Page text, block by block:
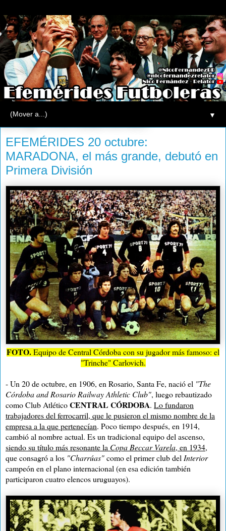
▼
domingo, 20 de octubre de 2013
EFEMÉRIDES 20 octubre:
MARADONA, el más grande, debutó en
Primera División
FOTO.Equipo de Central Córdoba con su jugador más famoso: el
"Trinche" Carlovich.
- Un 20 de octubre, en 1906, en Rosario, Santa Fe, nació el "The
Córdoba and Rosario Railway Athletic Club", luego rebautizado
como Club AtléticoCENTRAL CÓRDOBA. Lo fundaron
trabajadores del ferrocarril, que le pusieron el mismo nombre de la
empresa a la que pertenecían. Poco tiempo después, en 1914,
cambió al nombre actual. Es un tradicional equipo del ascenso,
siendo su título más resonante la Copa Beccar Varela, en 1934,
que consagró a los "Charrúas"como el primer club del Interior
campeón en el plano internacional (en esa edición también
participaron cuatro elencos uruguayos).